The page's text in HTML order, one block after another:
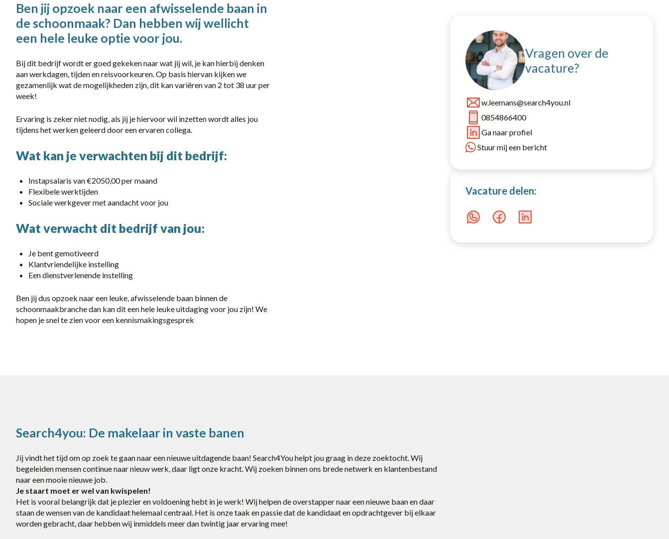
Ben jij opzoek naar een afwisselende baan in
de schoonmaak? Dan hebben wij wellicht
een hele leuke optie voor jou.
Bij dit bedrijf wordt er goed gekeken naar wat jij wil, je kan hierbij denken
aan werkdagen, tijden en reisvoorkeuren. Op basis hiervan kijken we
gezamenlijk wat de mogelijkheden zijn, dit kan variëren van 2 tot 38 uur per
week!
Ervaring is zeker niet nodig, als jij je hiervoor wil inzetten wordt alles jou
tijdens het werken geleerd door een ervaren collega.
Wat kan je verwachten bij dit bedrijf:
Instapsalaris van €2050,00 per maand
Flexibele werktijden
Sociale werkgever met aandacht voor jou
Wat verwacht dit bedrijf van jou:
Je bent gemotiveerd
Klantvriendelijke instelling
Een dienstverlenende instelling
Ben jij dus opzoek naar een leuke, afwisselende baan binnen de
schoonmaakbranche dan kan dit een hele leuke uitdaging voor jou zijn! We
hopen je snel te zien voor een kennismakingsgesprek
Vacature delen:
Vragen over de
vacature?
w.leemans@search4you.nl
0854866400
Ga naar profiel
Stuur mij een bericht
Search4you: De makelaar in vaste banen
Jij vindt het tijd om op zoek te gaan naar een nieuwe uitdagende baan! Search4You helpt jou graag in deze zoektocht. Wij
begeleiden mensen continue naar nieuw werk, daar ligt onze kracht. Wij zoeken binnen ons brede netwerk en klantenbestand
naar een mooie nieuwe job.
Je staart moet er wel van kwispelen!
Het is vooral belangrijk dat je plezier en voldoening hebt in je werk! Wij helpen de overstapper naar een nieuwe baan en daar
staan de wensen van de kandidaat helemaal centraal. Het is onze taak en passie dat de kandidaat en opdrachtgever bij elkaar
worden gebracht, daar hebben wij inmiddels meer dan twintig jaar ervaring mee!
Almelo Amersfoort
Apeldoorn Deventer
Gorinchem
Harderwijk Putten
Veenendaal
Vianen
category
Logistiek / Transport Productie
Techniek / Procesindustrie